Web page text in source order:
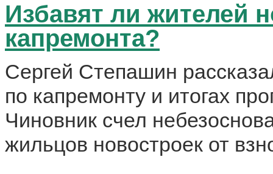
Избавят ли жителей
капремонта?
Сергей Степашин
по капремонту и итогах
Чиновник счел
жильцов новостроек от